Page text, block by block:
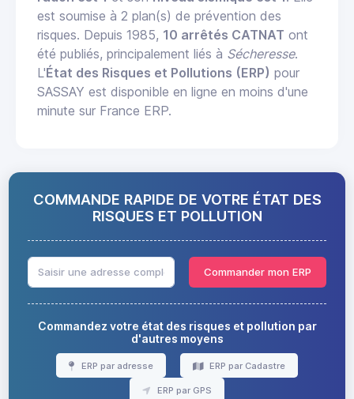
est soumise à 2 plan(s) de prévention des
risques. Depuis 1985, 10 arrêtés CATNAT ont
été publiés, principalement liés à Sécheresse.
L'État des Risques et Pollutions (ERP) pour
SASSAY est disponible en ligne en moins d'une
minute sur France ERP.
COMMANDE RAPIDE DE VOTRE ÉTAT DES
RISQUES ET POLLUTION
Commander mon ERP
Commandez votre état des risques et pollution par
d'autres moyens
ERP par adresse ERP par Cadastre
ERP par GPS